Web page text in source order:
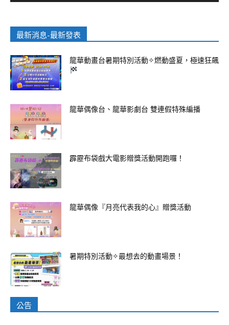
最新消息-最新發表
龍華動畫台暑期特別活動✧燃動盛夏，極速狂飆
龍華偶像台、龍華影劇台 雙連假特殊編播
霹靂布袋戲大電影贈獎活動開跑囉！
龍華偶像『月亮代表我的心』贈獎活動
暑期特別活動✧最想去的動畫場景！
公告